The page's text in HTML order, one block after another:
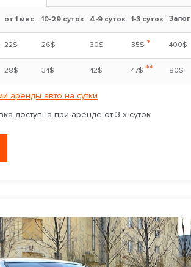
от 1 мес. 10-29 суток 4-9 суток 1-3 суток Залог
22$ 26$ 30$ 35$ * 400$
28$ 34$ 42$ 47$ ** 80$
аренды авто на сутки
доступна при аренде от 3-х суток